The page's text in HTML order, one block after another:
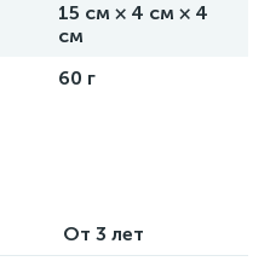
15 см × 4 см × 4
см
60 г
От 3 лет